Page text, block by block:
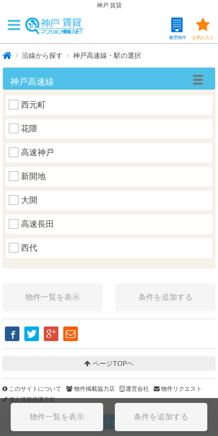
神戸 賃貸
お気に入り
履歴物件
沿線から探す 神戸高速線・駅の選択
神戸高速線
西元町
花隈
高速神戸
新開地
大開
高速長田
西代
ページTOPヘ
このサイトについて 物件掲載協力店 運営会社
物件リクエスト
個人情報保護方針
PCサイトを見る